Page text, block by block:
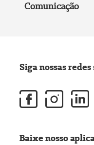
Comunicação
Siga nossas redes
Baixe nosso